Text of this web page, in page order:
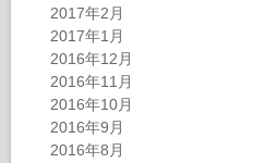
2017年2月
2017年1月
2016年12月
2016年11月
2016年10月
2016年9月
2016年8月